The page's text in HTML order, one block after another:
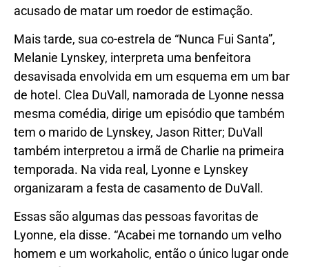
acusado de matar um roedor de estimação.
Mais tarde, sua co-estrela de “Nunca Fui Santa”,
Melanie Lynskey, interpreta uma benfeitora
desavisada envolvida em um esquema em um bar
de hotel. Clea DuVall, namorada de Lyonne nessa
mesma comédia, dirige um episódio que também
tem o marido de Lynskey, Jason Ritter; DuVall
também interpretou a irmã de Charlie na primeira
temporada. Na vida real, Lyonne e Lynskey
organizaram a festa de casamento de DuVall.
Essas são algumas das pessoas favoritas de
Lyonne, ela disse. “Acabei me tornando um velho
homem e um workaholic, então o único lugar onde